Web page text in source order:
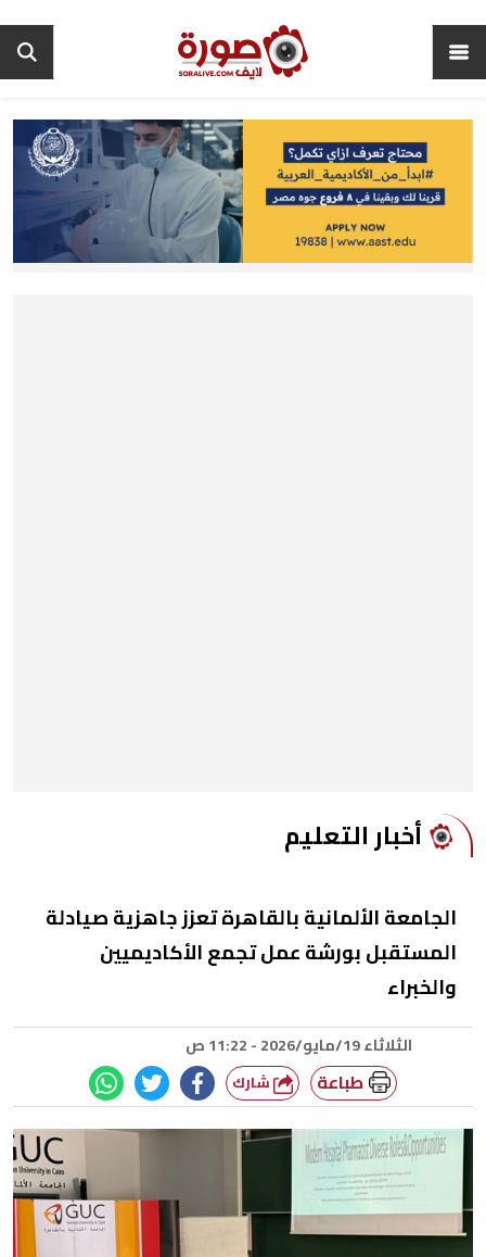
أخبار التعليم
الجامعة الألمانية بالقاهرة تعزز جاهزية صيادلة
المستقبل بورشة عمل تجمع الأكاديميين
والخبراء
الثلاثاء 19/مايو/2026 - 11:22 ص
طباعة